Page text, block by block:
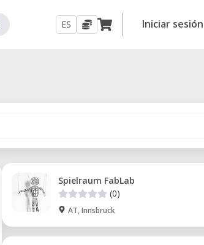
ES Iniciar sesión
Spielraum FabLab
(0)
AT, Innsbruck